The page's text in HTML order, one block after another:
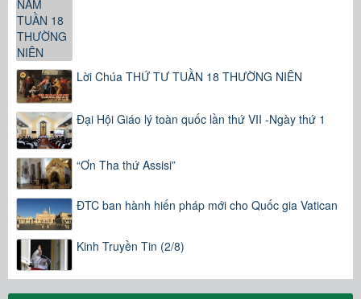
Lời Chúa THỨ TƯ TUẦN 18 THƯỜNG NIÊN
Đại Hội Giáo lý toàn quốc lần thứ VII -Ngày thứ 1
“Ơn Tha thứ Assisi”
ĐTC ban hành hiến pháp mới cho Quốc gia Vatican
Kinh Truyền Tin (2/8)